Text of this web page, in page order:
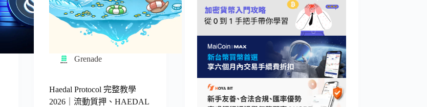
Grenade
Haedal Protocol 完整教學
2026｜流動質押、HAEDAL